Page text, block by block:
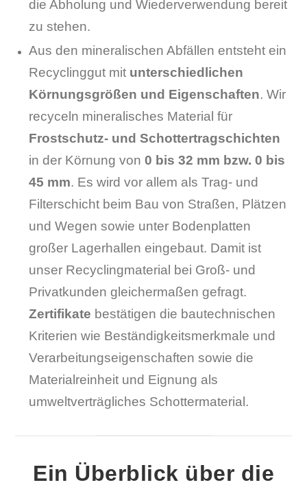
die Abholung und Wiederverwendung bereit
zu stehen.
Aus den mineralischen Abfällen entsteht ein
Recyclinggut mit unterschiedlichen
Körnungsgrößen und Eigenschaften. Wir
recyceln mineralisches Material für
Frostschutz- und Schottertragschichten
in der Körnung von0 bis 32 mm bzw. 0 bis
45 mm. Es wird vor allem als Trag- und
Filterschicht beim Bau von Straßen, Plätzen
und Wegen sowie unter Bodenplatten
großer Lagerhallen eingebaut. Damit ist
unser Recyclingmaterial bei Groß- und
Privatkunden gleichermaßen gefragt.
Zertifikate bestätigen die bautechnischen
Kriterien wie Beständigkeitsmerkmale und
Verarbeitungseigenschaften sowie die
Materialreinheit und Eignung als
umweltverträgliches Schottermaterial.
Ein Überblick über die